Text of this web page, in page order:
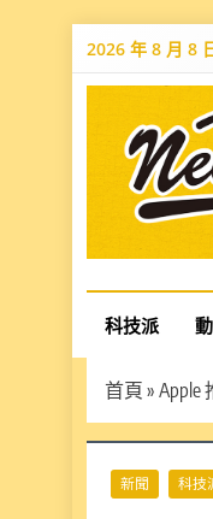
Skip
2026 年 8 月 8
最有料的新聞
科技派
首頁 » Apple
新聞 科技